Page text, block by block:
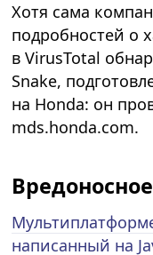
Хотя сама
подробностей о
в VirusTotal
Snake,
на Honda: он
mds.honda.com.
написанный на